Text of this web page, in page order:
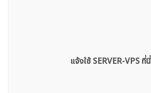
แจ้งใช้ SERVER-VPS ที่นี่